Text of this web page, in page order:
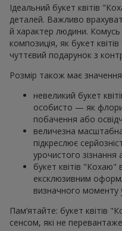
Ідеальний букет квітів
деталей. Важливо
й характер людини.
композиція, як букет
чуттєвий подарунок з
Розмір також має
невеликий букет
особисто — як
побачення або
величезна
підкреслює
урочистого
букет квітів "Кохаю"
ексклюзивним
визначного моменту
Пам’ятайте: букет квітів
сенсом, які не